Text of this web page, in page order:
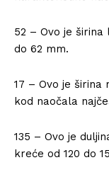
52 – Ovo je
do 62 mm.
17 – Ovo je širina
kod naočala
135 – Ovo je
kreće od 120 do